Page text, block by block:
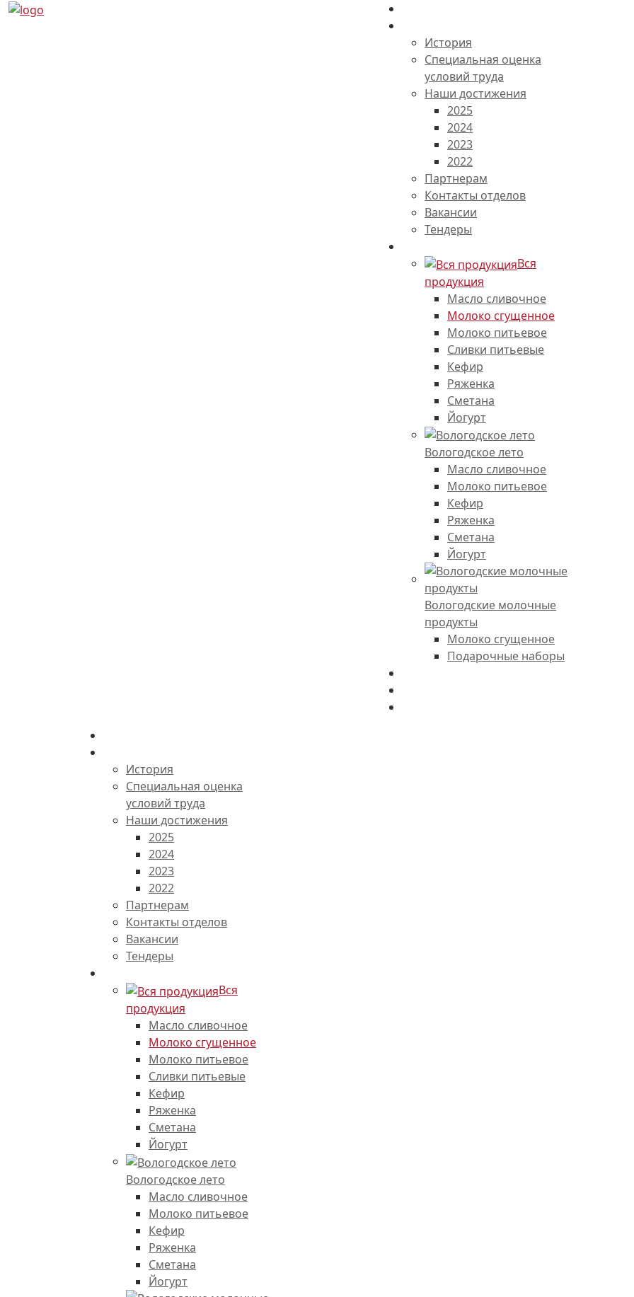
История
Специальная оценка
условий труда
Наши достижения
2025
2024
2023
2022
Партнерам
Контакты отделов
Вакансии
Тендеры
Вся
продукция
Масло сливочное
Молоко сгущенное
Молоко питьевое
Сливки питьевые
Кефир
Ряженка
Сметана
Йогурт
Вологодское лето
Масло сливочное
Молоко питьевое
Кефир
Ряженка
Сметана
Йогурт
Вологодские молочные
продукты
Молоко сгущенное
Подарочные наборы
История
Специальная оценка
условий труда
Наши достижения
2025
2024
2023
2022
Партнерам
Контакты отделов
Вакансии
Тендеры
Вся
продукция
Масло сливочное
Молоко сгущенное
Молоко питьевое
Сливки питьевые
Кефир
Ряженка
Сметана
Йогурт
Вологодское лето
Масло сливочное
Молоко питьевое
Кефир
Ряженка
Сметана
Йогурт